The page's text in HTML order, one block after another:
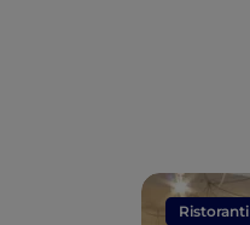
Ristoranti